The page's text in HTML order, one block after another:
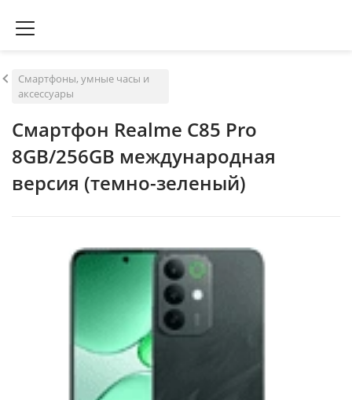
Смартфоны, умные часы и
аксессуары
Смартфон Realme C85 Pro
8GB/256GB международная
версия (темно-зеленый)